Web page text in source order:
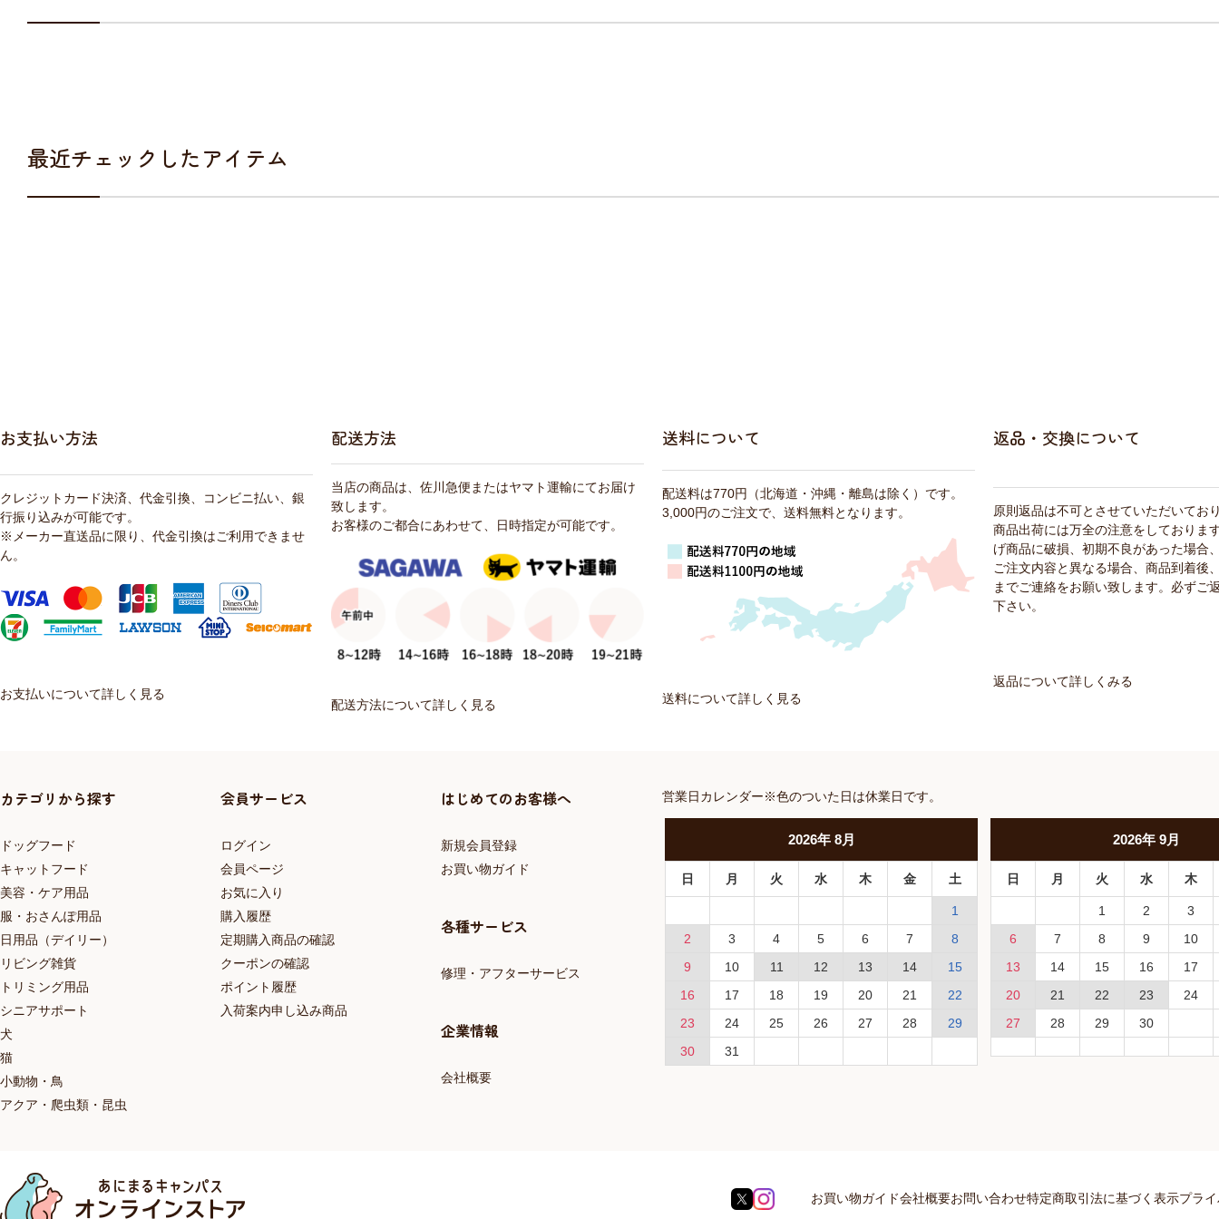
最近チェックしたアイテム
お支払い方法
クレジットカード決済、代金引換、コンビニ払い、銀
行振り込みが可能です。
※メーカー直送品に限り、代金引換はご利用できませ
ん。
お支払いについて詳しく見る
配送方法
当店の商品は、佐川急便またはヤマト運輸にてお届け
致します。
お客様のご都合にあわせて、日時指定が可能です。
配送方法について詳しく見る
送料について
配送料は770円（北海道・沖縄・離島は除く）です。
3,000円のご注文で、送料無料となります。
送料について詳しく見る
返品・交換について
原則返品は不可とさせていただいてお
商品出荷には万全の注意をしておりま
げ商品に破損、初期不良があった場合
ご注文内容と異なる場合、商品到着後
までご連絡をお願い致します。必ずご
下さい。
返品について詳しくみる
カテゴリから探す
ドッグフード
キャットフード
美容・ケア用品
服・おさんぽ用品
日用品（デイリー）
リビング雑貨
トリミング用品
シニアサポート
犬
猫
小動物・鳥
アクア・爬虫類・昆虫
会員サービス
ログイン
会員ページ
お気に入り
購入履歴
定期購入商品の確認
クーポンの確認
ポイント履歴
入荷案内申し込み商品
はじめてのお客様へ
新規会員登録
お買い物ガイド
各種サービス
修理・アフターサービス
企業情報
会社概要
営業日カレンダー※色のついた日は休業日です。
2026年 8月
日 月 火 水 木 金 土
1
2
3 4 5 6 7
8
9
10 11 12 13 14
15
16
17 18 19 20 21
22
23
24 25 26 27 28
29
30
31
2026年9月
日 月 火 水 木
1 2
3
6
7 8 9
10
13
14 15 16
17
20
21 22 23
24
27
28 29 30
お買い物ガイド会社概要お問い合わせ特定商取引法に基づく表示プラ